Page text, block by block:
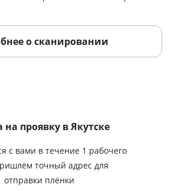
о сканировании
на проявку в Якутске
с вами в течение 1 рабочего
точный адрес для
отправки плёнки